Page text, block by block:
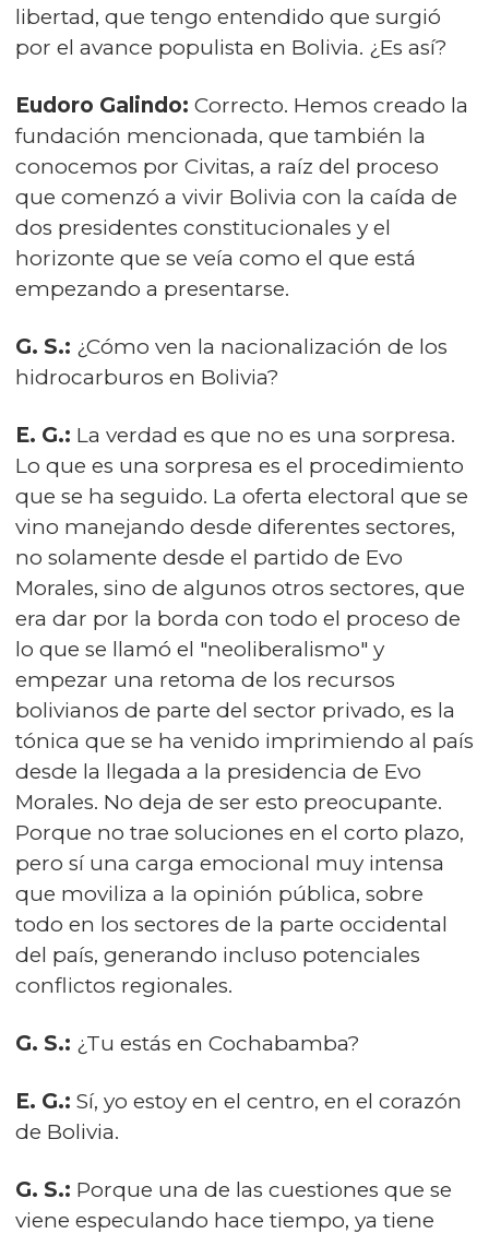
libertad, que tengo entendido que surgió
por el avance populista en Bolivia. ¿Es así?
Eudoro Galindo: Correcto. Hemos creado la
fundación mencionada, que también la
conocemos por Civitas, a raíz del proceso
que comenzó a vivir Bolivia con la caída de
dos presidentes constitucionales y el
horizonte que se veía como el que está
empezando a presentarse.
G. S.: ¿Cómo ven la nacionalización de los
hidrocarburos en Bolivia?
E. G.: La verdad es que no es una sorpresa.
Lo que es una sorpresa es el procedimiento
que se ha seguido. La oferta electoral que se
vino manejando desde diferentes sectores,
no solamente desde el partido de Evo
Morales, sino de algunos otros sectores, que
era dar por la borda con todo el proceso de
lo que se llamó el "neoliberalismo" y
empezar una retoma de los recursos
bolivianos de parte del sector privado, es la
tónica que se ha venido imprimiendo al país
desde la llegada a la presidencia de Evo
Morales. No deja de ser esto preocupante.
Porque no trae soluciones en el corto plazo,
pero sí una carga emocional muy intensa
que moviliza a la opinión pública, sobre
todo en los sectores de la parte occidental
del país, generando incluso potenciales
conflictos regionales.
G. S.: ¿Tu estás en Cochabamba?
E. G.: Sí, yo estoy en el centro, en el corazón
de Bolivia.
G. S.: Porque una de las cuestiones que se
viene especulando hace tiempo, ya tiene